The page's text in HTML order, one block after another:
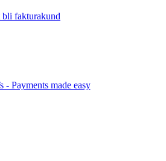
bli fakturakund